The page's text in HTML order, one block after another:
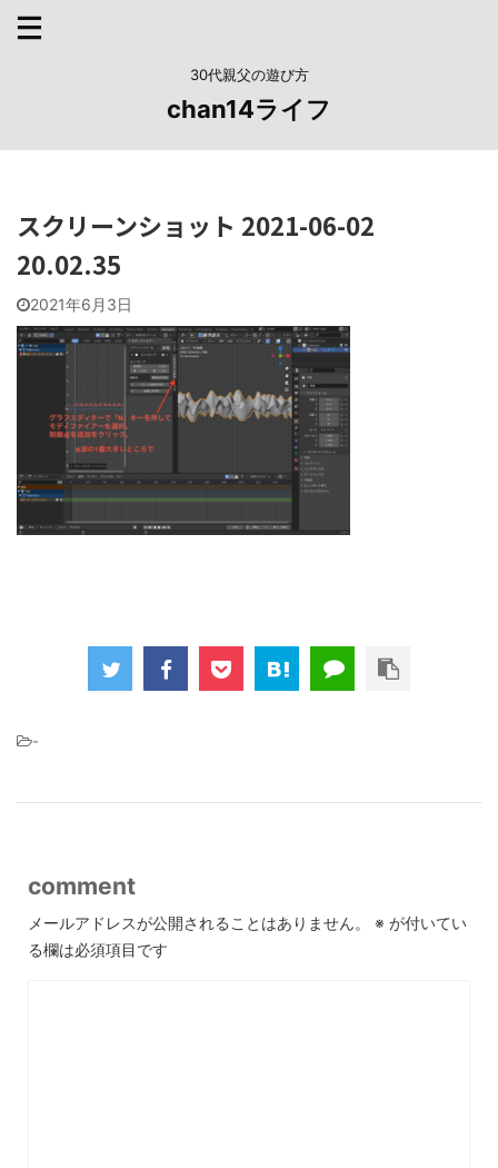
30代親父の遊び方
chan14ライフ
スクリーンショット 2021-06-02
20.02.35
2021年6月3日
-
comment
メールアドレスが公開されることはありません。 ※ が付いてい
る欄は必須項目です